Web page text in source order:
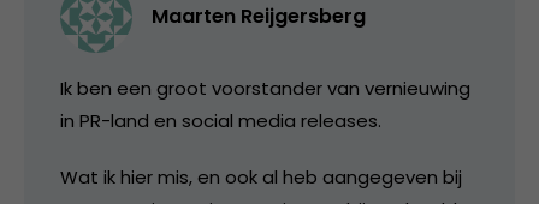
Maarten Reijgersberg
Ik ben een groot voorstander van vernieuwing
in PR-land en social media releases.
Wat ik hier mis, en ook al heb aangegeven bij